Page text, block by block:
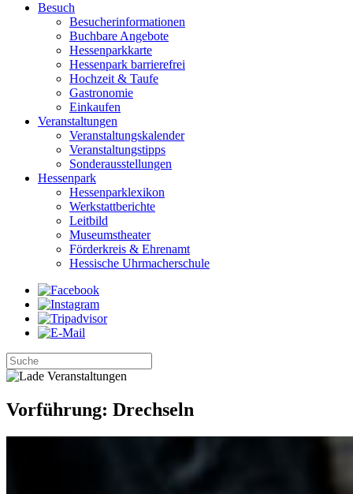
Besuch
Besucherinformationen
Buchbare Angebote
Hessenparkkarte
Hessenpark barrierefrei
Hochzeit & Taufe
Gastronomie
Einkaufen
Veranstaltungen
Veranstaltungskalender
Veranstaltungstipps
Sonderausstellungen
Hessenpark
Hessenparklexikon
Werkstattberichte
Leitbild
Museumstheater
Förderkreis & Ehrenamt
Hessische Uhrmacherschule
Vorführung: Drechseln